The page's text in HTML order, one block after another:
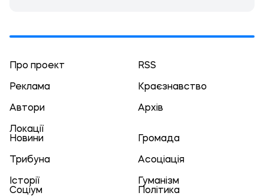
Про проект RSS
Реклама Краєзнавство
Автори Архів
Локації
Новини
Громада
Трибуна Асоціація
Історії
Гуманізм
Соціум
Політика